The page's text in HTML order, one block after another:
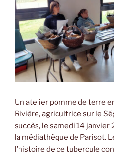
Un atelier pomme de terre
Rivière, agricultrice sur le
succès, le samedi 14 janvier
la médiathèque de Parisot.
l’histoire de ce tubercule